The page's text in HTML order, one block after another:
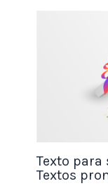
foco. Veja um
Escolha
suas
algo que
leve e
Invista
gratuitos
Texto
Textos